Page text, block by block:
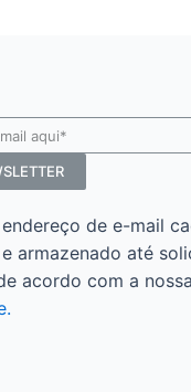
de e-mail
armazenado até
acordo com a nossa